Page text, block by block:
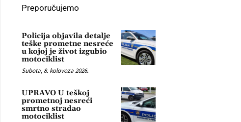
Preporučujemo
Policija objavila detalje
teške prometne nesreće
u kojoj je život izgubio
motociklist
Subota, 8. kolovoza 2026.
UPRAVO U teškoj
prometnoj nesreći
smrtno stradao
motociklist